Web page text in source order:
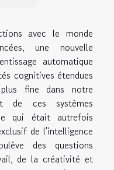
avec le monde
une nouvelle
automatique
cognitives étendues
fine dans notre
de ces systèmes
qui était autrefois
de l'intelligence
des questions
de la créativité et